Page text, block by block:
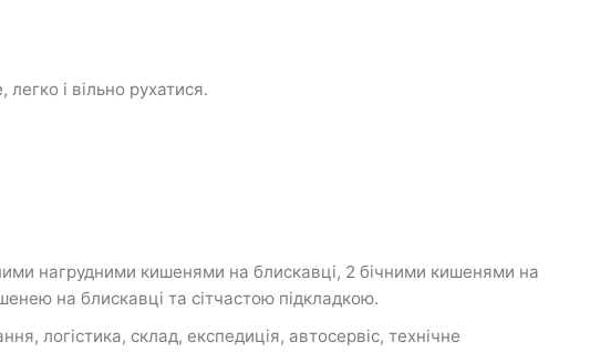
і вільно рухатися.
нагрудними кишенями на блискавці, 2 бічними кишенями на
на блискавці та сітчастою підкладкою.
логістика, склад, експедиція, автосервіс, технічне